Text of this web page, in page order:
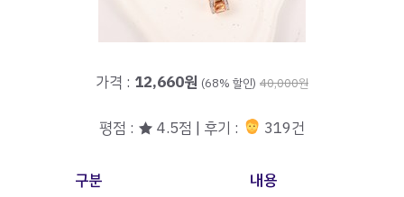
가격 : 12,660원 (68% 할인) 40,000원
평점 : ★ 4.5점 | 후기 : 319건
구분
내용